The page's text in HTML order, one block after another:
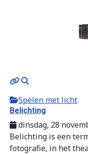
Spelen met licht
Belichting
dinsdag, 28
Belichting is een
fotografie, in het